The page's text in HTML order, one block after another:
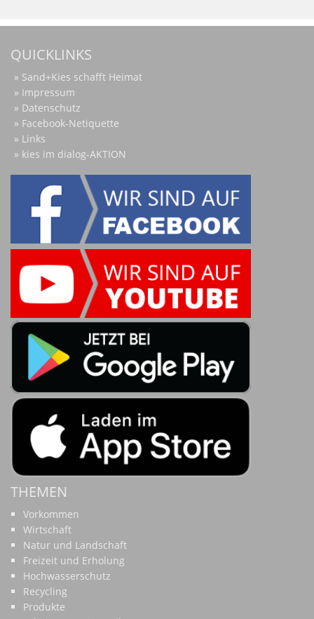
QUICKLINKS
Sand+Kies schafft Heimat
Impressum
Datenschutz
Facebook-Netiquette
Links
kies im dialog-AKTION
THEMEN
Vorkommen
Wirtschaft
Natur und Landschaft
Freizeit und Erholung
Hochwasserschutz
Recycling
Produkte